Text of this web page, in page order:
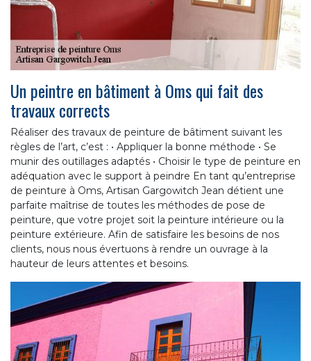
Un peintre en bâtiment à Oms qui fait des
travaux corrects
Réaliser des travaux de peinture de bâtiment suivant les
règles de l’art, c’est : • Appliquer la bonne méthode • Se
munir des outillages adaptés • Choisir le type de peinture en
adéquation avec le support à peindre En tant qu’entreprise
de peinture à Oms, Artisan Gargowitch Jean détient une
parfaite maîtrise de toutes les méthodes de pose de
peinture, que votre projet soit la peinture intérieure ou la
peinture extérieure. Afin de satisfaire les besoins de nos
clients, nous nous évertuons à rendre un ouvrage à la
hauteur de leurs attentes et besoins.